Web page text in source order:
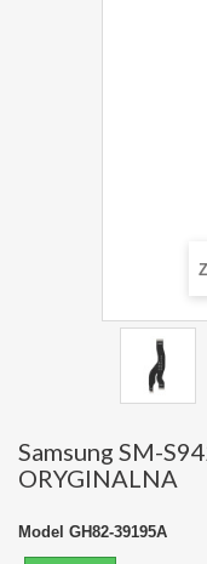
Samsung SM-
ORYGINALNA
Model GH82-39195A